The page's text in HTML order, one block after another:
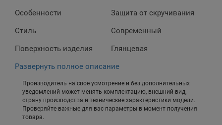
Особенности
Защита от скручивания
Стиль
Современный
Поверхность изделия
Глянцевая
Развернуть полное описание
Производитель на свое усмотрение и без дополнительных
уведомлений может менять комплектацию, внешний вид,
страну производства и технические характеристики модели.
Проверяйте важные для вас параметры в момент получения
товара.